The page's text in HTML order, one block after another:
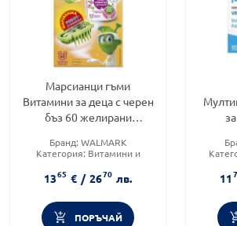
Марсианци гъми
Витамини за деца с черен
бъз 60 желирани
робот буболечка
Бранд: WALMARK
Категория: Витамини и
Форма на продукта:
желирани таблетки
1365 € / 2670 лв.
ПОРЪЧАЙ
11